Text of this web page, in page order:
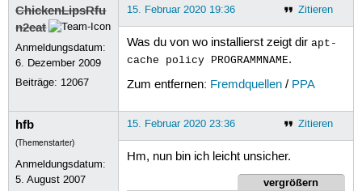
91
94
95
97
99
100
101
102
ChickenLipsRfu
n2eat
Anmeldungsdatum:
6. Dezember 2009
Beiträge: 12067
Zitieren
15. Februar 2020 19:36
Was du von wo installierst zeigt dir apt-
cache policy PROGRAMMNAME.
Zum entfernen: Fremdquellen/ PPA
hfb
(Themenstarter)
Anmeldungsdatum:
5. August 2007
Zitieren
15. Februar 2020 23:36
Hm, nun bin ich leicht unsicher.
vergrößern